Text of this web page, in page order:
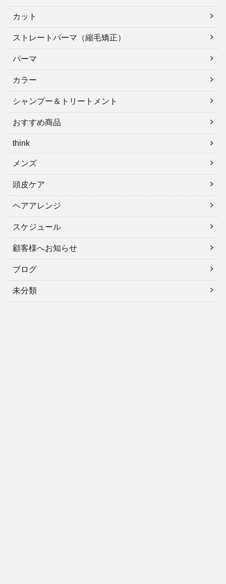
カット
ストレートパーマ（縮毛矯正）
パーマ
カラー
シャンプー＆トリートメント
おすすめ商品
think
メンズ
頭皮ケア
ヘアアレンジ
スケジュール
顧客様へお知らせ
ブログ
未分類